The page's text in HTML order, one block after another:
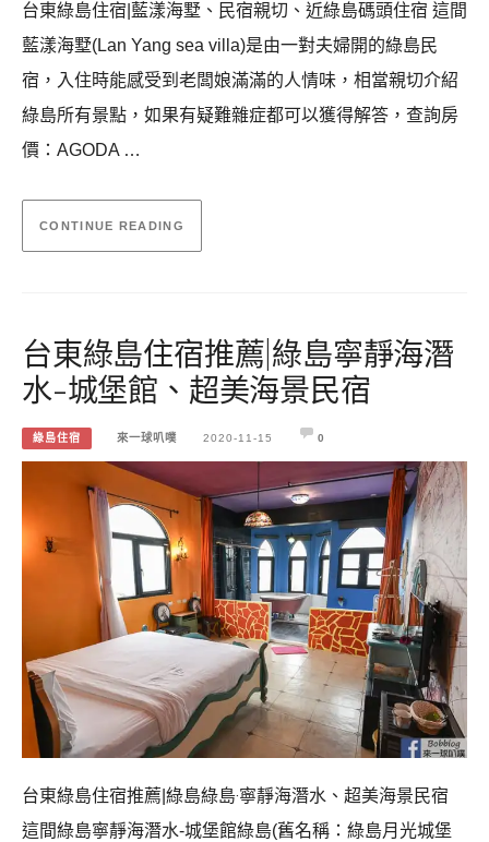
台東綠島住宿|藍漾海墅、民宿親切、近綠島碼頭住宿 這間
藍漾海墅(Lan Yang sea villa)是由一對夫婦開的綠島民
宿，入住時能感受到老闆娘滿滿的人情味，相當親切介紹
綠島所有景點，如果有疑難雜症都可以獲得解答，查詢房
價：AGODA …
CONTINUE READING
台東綠島住宿推薦|綠島寧靜海潛
水-城堡館、超美海景民宿
綠島住宿 來一球叭噗 2020-11-15 0
台東綠島住宿推薦|綠島綠島‧寧靜海潛水、超美海景民宿
這間綠島寧靜海潛水-城堡館綠島(舊名稱：綠島月光城堡